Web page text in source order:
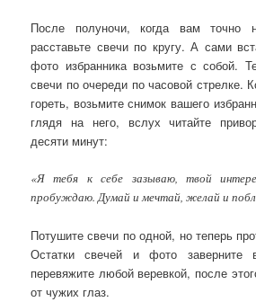
После полуночи, когда вам точно
расставьте свечи по кругу. А сами
фото избранника возьмите с собой.
свечи по очереди по часовой стрелке.
гореть, возьмите снимок вашего
глядя на него, вслух читайте
десяти минут:
«Я тебя к себе зазываю, твой
пробуждаю. Думай и мечтай, желай и
Потушите свечи по одной, но теперь
Остатки свечей и фото
перевяжите любой веревкой, после
от чужих глаз.